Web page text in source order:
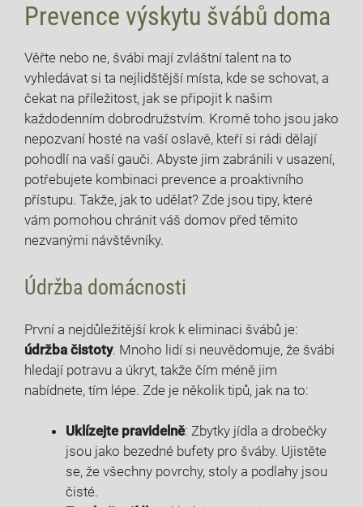
Prevence výskytu švábů⁢ doma
Věřte nebo‍ ne, švábi mají zvláštní ⁣talent na to
vyhledávat si ta nejlidštější místa, kde‌ se schovat, a⁤
čekat na příležitost, jak se připojit k našim
každodenním dobrodružstvím.⁤ Kromě ⁤toho​ jsou⁢ jako⁢
nepozvaní⁣ hosté‌ na vaší⁣ oslavě, ​kteří si rádi​ dělají
pohodlí ⁢na vaší gauči. Abyste ⁢jim zabránili v usazení,
potřebujete kombinaci prevence a proaktivního
přístupu. ⁣Takže, jak to udělat? Zde jsou tipy, které
vám pomohou chránit váš domov‌ před těmito
nezvanými návštěvníky.
Údržba domácnosti
První a nejdůležitější krok k eliminaci‌ švábů je:⁤
údržba​ čistoty. Mnoho lidí si⁣ neuvědomuje, že⁣ švábi
hledají potravu​ a úkryt, takže čím méně jim
nabídnete, tím lépe. Zde je několik tipů, jak na​ to:
Uklízejte pravidelně: Zbytky jídla a drobečky
jsou‌ jako bezedné ‍bufety pro šváby. Ujistěte
se, že‌ všechny povrchy, stoly a podlahy jsou
čisté.